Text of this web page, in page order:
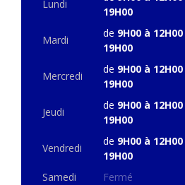
Lundi
19H00
Mardi
de 9H00 à 12H00
19H00
Mercredi
de 9H00 à 12H00
19H00
Jeudi
de 9H00 à 12H00
19H00
Vendredi
de 9H00 à 12H00
19H00
Samedi
Fermé